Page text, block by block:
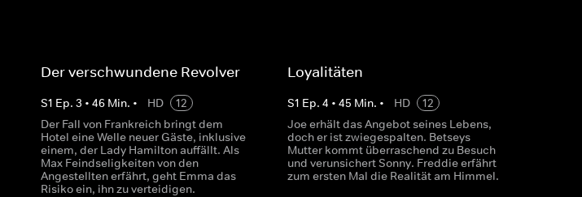
Der verschwundene Revolver
S1 Ep. 3 • 46Min. • HD
12
Der Fall von Frankreich bringt dem
Hotel eine Welle neuer Gäste, inklusive
einem, der Lady Hamilton auffällt. Als
Max Feindseligkeiten von den
Angestellten erfährt, geht Emma das
Risiko ein, ihn zu verteidigen.
Loyalitäten
S1 Ep. 4 • 45 Min. • HD
12
Joe erhält das Angebot seines Lebens,
doch er ist zwiegespalten. Betseys
Mutter kommt überraschend zu Besuch
und verunsichert Sonny. Freddie erfährt
zum ersten Mal die Realität am Himmel.